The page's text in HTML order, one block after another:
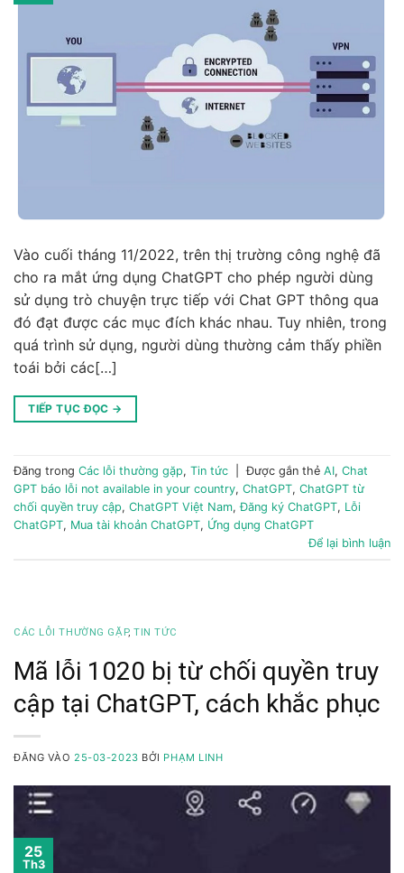
Vào cuối tháng 11/2022, trên thị trường công nghệ đã
cho ra mắt ứng dụng ChatGPT cho phép người dùng
sử dụng trò chuyện trực tiếp với Chat GPT thông qua
đó đạt được các mục đích khác nhau. Tuy nhiên, trong
quá trình sử dụng, người dùng thường cảm thấy phiền
toái bởi các[…]
TIẾP TỤC ĐỌC →
Đăng trong Các lỗi thường gặp, Tin tức Được gắn thẻ AI, Chat
GPT báo lỗi not available in your country, ChatGPT, ChatGPT từ
chối quyền truy cập, ChatGPT Việt Nam,Đăng ký ChatGPT, Lỗi
ChatGPT, Mua tài khoản ChatGPT, Ứng dụng ChatGPT
Để lại bình luận
CÁC LỖI THƯỜNG GẶP,TIN TỨC
Mã lỗi 1020 bị từ chối quyền truy
cập tại ChatGPT, cách khắc phục
ĐĂNG VÀO25-03-2023 BỞI PHẠM LINH
25
Th3